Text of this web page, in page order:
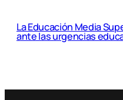
La Educación Media
ante las urgencias